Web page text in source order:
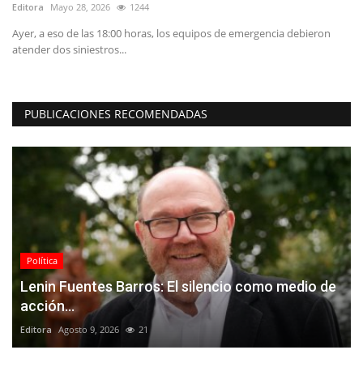
Editora Mayo 28, 2026 1244
Ayer, a eso de las 18:00 horas, los equipos de emergencia debieron
atender dos siniestros...
PUBLICACIONES RECOMENDADAS
Política
Lenin Fuentes Barros: El silencio como medio de
acción...
Editora Agosto 9, 2026 21